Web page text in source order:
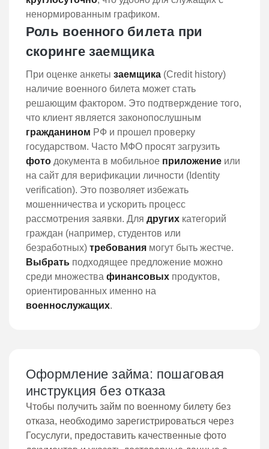
ненормированным графиком.
Роль военного билета при
скоринге заемщика
При оценке анкеты заемщика (Credit history)
наличие военного билета может стать
решающим фактором. Это подтверждение того,
что клиент является законопослушным
гражданином РФ и прошел проверку
государством. Часто МФО просят загрузить
фото документа в мобильное приложение или
на сайт для верификации личности (Identity
verification). Это позволяет избежать
мошенничества и ускорить процесс
рассмотрения заявки. Для других категорий
граждан (например, студентов или
безработных) требования могут быть жестче.
Выбрать подходящее предложение можно
среди множества финансовых продуктов,
ориентированных именно на
военнослужащих.
Оформление займа: пошаговая
инструкция без отказа
Чтобы получить займ по военному билету без
отказа, необходимо зарегистрироваться через
Госуслуги, предоставить качественные фото